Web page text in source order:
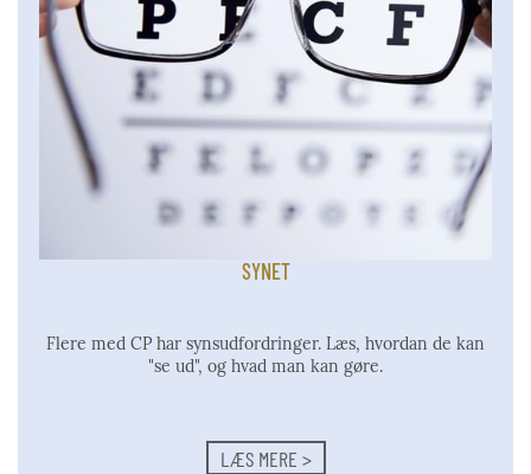
SYNET
Flere med CP har synsudfordringer. Læs, hvordan de kan
"se ud", og hvad man kan gøre.
LÆS MERE >